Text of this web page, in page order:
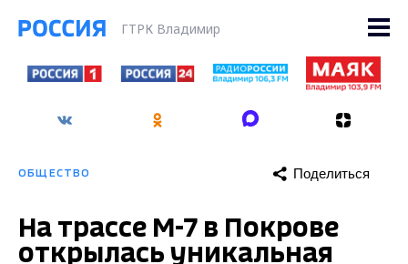
ГТРК Владимир
ОБЩЕСТВО Поделиться
На трассе М-7 в Покрове
открылась уникальная